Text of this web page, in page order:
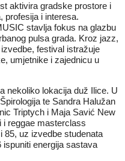
aktivira gradske prostore i
profesija i interesa.
stavlja fokus na glazbu
pulsa grada. Kroz jazz,
festival istražuje
umjetnike i zajednicu u
nekoliko lokacija duž Ilice. U
te Sandra Halužan
Triptych i Maja Savić New
i reggae masterclass
85, uz izvedbe studenata
energija sastava